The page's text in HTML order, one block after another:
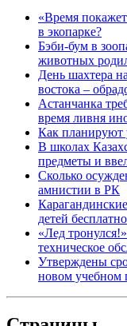
«Время
в экопарке?
Бэби-бум в
животных
День шахтера
востока –
Астанчанка
время ливня
Как планируют
В школах
предметы и
Сколько
амнистии в РК
детей бесплатно
«Лед
техническое
Утверждены
новом учебном